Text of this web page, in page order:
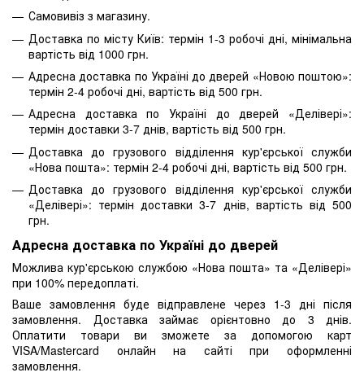
Самовивіз з магазину.
Доставка по місту Київ: термін 1-3 робочі дні, мінімальна
вартість від 1000 грн.
Адресна доставка по Україні до дверей «Новою поштою»:
термін 2-4 робочі дні, вартість від 500 грн.
Адресна доставка по Україні до дверей «Делівері»:
термін доставки 3-7 днів, вартість від 500 грн.
Доставка до грузового відділення кур'єрської служби
«Нова пошта»: термін 2-4 робочі дні, вартість від 500 грн.
Доставка до грузового відділення кур'єрської служби
«Делівері»: термін доставки 3-7 днів, вартість від 500
грн.
Адресна доставка по Україні до дверей
Можлива кур'єрською службою «Нова пошта» та «Делівері»
при 100% передоплаті.
Ваше замовлення буде відправлене через 1-3 дні після
замовлення. Доставка займає орієнтовно до 3 днів.
Оплатити товари ви зможете за допомогою карт
VISA/Mastercard онлайн на сайті при оформленні
замовлення.